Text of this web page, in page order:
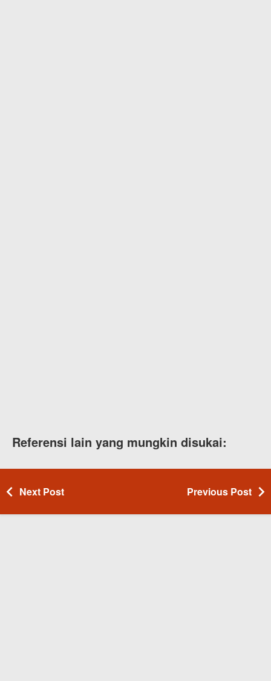
Referensi lain yang mungkin disukai:
Next Post Previous Post